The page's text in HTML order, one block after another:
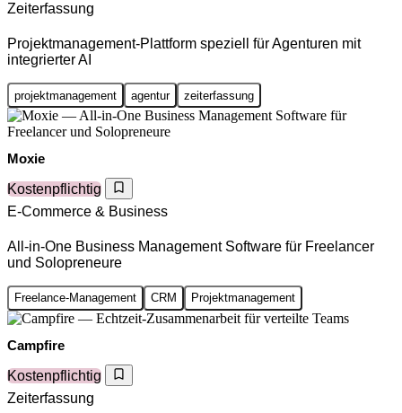
Zeiterfassung
Projektmanagement-Plattform speziell für Agenturen mit
integrierter AI
projektmanagement agentur zeiterfassung
Moxie
Kostenpflichtig
E-Commerce & Business
All-in-One Business Management Software für Freelancer
und Solopreneure
Freelance-Management CRM Projektmanagement
Campfire
Kostenpflichtig
Zeiterfassung